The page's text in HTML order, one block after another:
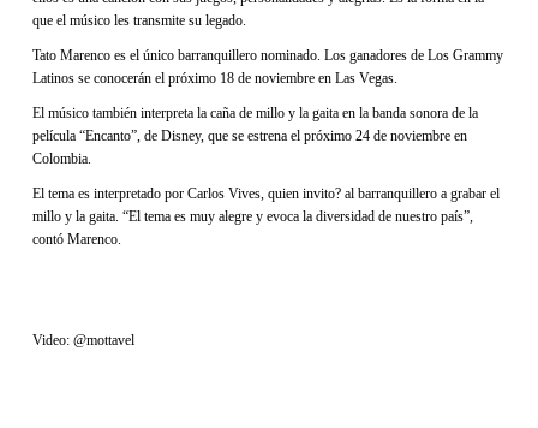
que el músico les transmite su legado.
Tato Marenco es el único barranquillero nominado. Los ganadores de Los Grammy
Latinos se conocerán el próximo 18 de noviembre en Las Vegas.
El músico también interpreta la caña de millo y la gaita en la banda sonora de la
película “Encanto”, de Disney, que se estrena el próximo 24 de noviembre en
Colombia.
El tema es interpretado por Carlos Vives, quien invito? al barranquillero a grabar el
millo y la gaita. “El tema es muy alegre y evoca la diversidad de nuestro país”,
contó Marenco.
Video: @mottavel